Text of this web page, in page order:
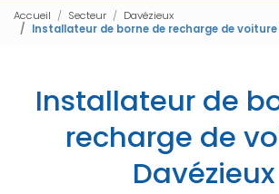
Accueil Secteur
Davézieux
Installateur de borne de recharge de voiture
Installateur de
recharge de
Davézieux